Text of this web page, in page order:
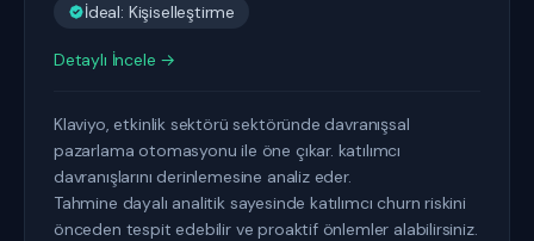
İdeal: Kişiselleştirme
Detaylı İncele →
Klaviyo, etkinlik sektörü sektöründe davranışsal
pazarlama otomasyonu ile öne çıkar. katılımcı
davranışlarını derinlemesine analiz eder.
Tahmine dayalı analitik sayesinde katılımcı churn riskini
önceden tespit edebilir ve proaktif önlemler alabilirsiniz.